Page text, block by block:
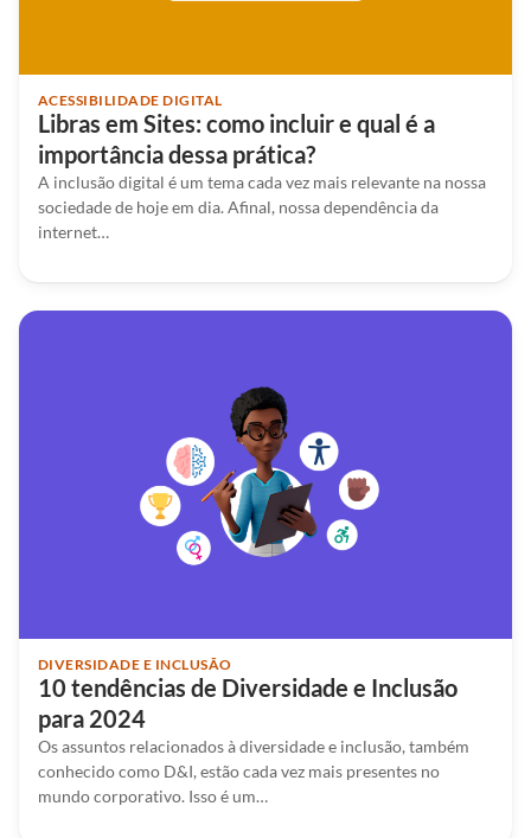
ACESSIBILIDADE DIGITAL
Libras em Sites: como incluir e qual é a
importância dessa prática?
A inclusão digital é um tema cada vez mais relevante na nossa
sociedade de hoje em dia. Afinal, nossa dependência da
internet…
DIVERSIDADE E INCLUSÃO
10 tendências de Diversidade e Inclusão
para 2024
Os assuntos relacionados à diversidade e inclusão, também
conhecido como D&I, estão cada vez mais presentes no
mundo corporativo. Isso é um…